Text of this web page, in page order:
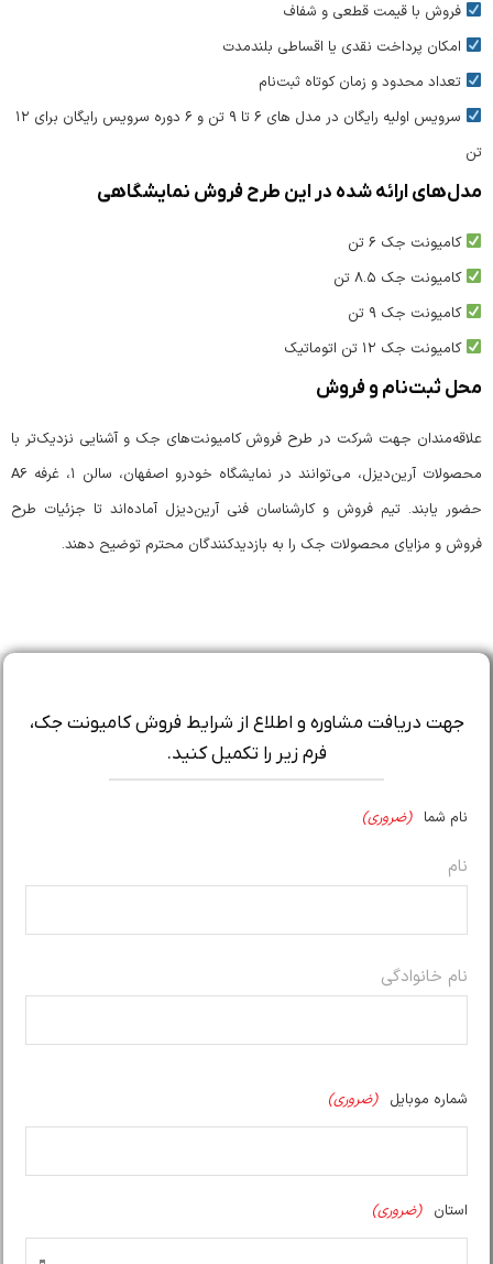
فروش با قیمت قطعی و شفاف
امکان پرداخت نقدی یا اقساطی بلندمدت
تعداد محدود و زمان کوتاه ثبت‌نام
سرویس اولیه رایگان در مدل های ۶ تا ۹ تن و ۶ دوره سرویس رایگان برای ۱۲
تن
مدل‌های ارائه شده در این طرح فروش نمایشگاهی
کامیونت جک ۶ تن
کامیونت جک ۸.۵ تن
کامیونت جک ۹ تن
کامیونت جک ۱۲ تن اتوماتیک
محل ثبت‌نام و فروش
علاقه‌مندان جهت شرکت در طرح ‌فروش کامیونت‌های جک و آشنایی نزدیک‌تر با
محصولات آرین‌دیزل، می‌توانند در نمایشگاه خودرو اصفهان، سالن ۱، غرفه A6
حضور یابند. تیم فروش و کارشناسان فنی آرین‌دیزل آماده‌اند تا جزئیات طرح
فروش و مزایای محصولات جک را به بازدیدکنندگان محترم توضیح دهند.
جهت دریافت مشاوره و اطلاع از شرایط فروش کامیونت جک،
فرم زیر را تکمیل کنید.
نام شما (ضروری)
نام
نام خانوادگی
شماره موبایل (ضروری)
استان (ضروری)